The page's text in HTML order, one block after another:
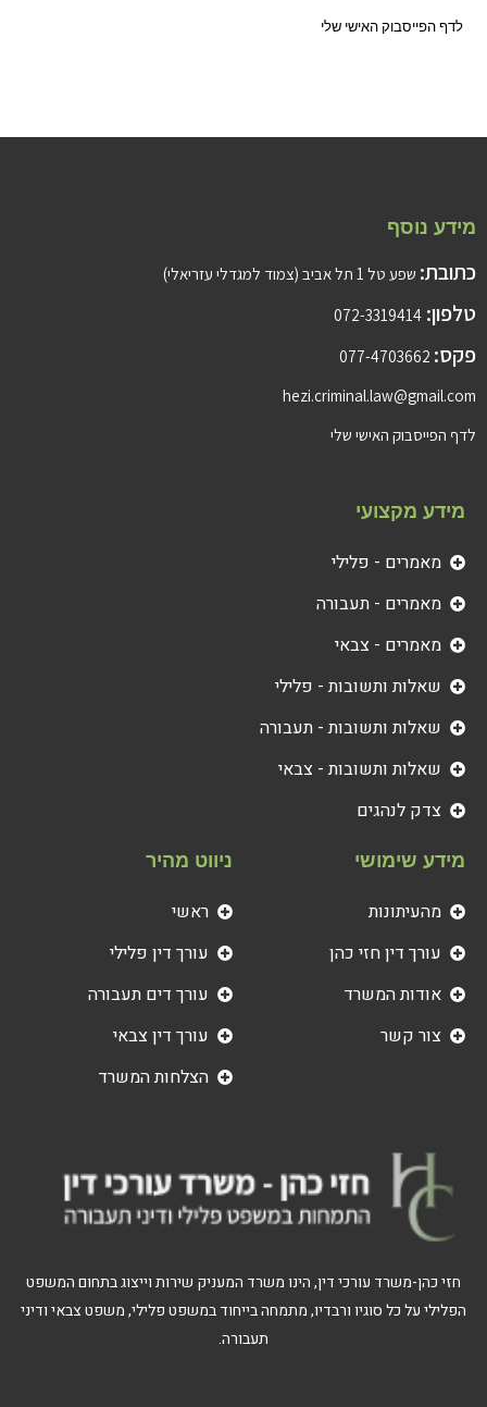
לדף הפייסבוק האישי שלי
חזי כהן-משרד עורכי דין, הינו משרד המעניק שירות וייצוג בתחום המשפט
הפלילי על כל סוגיו ורבדיו, מתמחה בייחוד במשפט פלילי, משפט צבאי ודיני
תעבורה.
ניווט מהיר
ראשי
עורך דין פלילי
עורך דים תעבורה
עורך דין צבאי
הצלחות המשרד
מידע שימושי
מהעיתונות
עורך דין חזי כהן
אודות המשרד
צור קשר
מידע מקצועי
מאמרים - פלילי
מאמרים - תעבורה
מאמרים - צבאי
שאלות ותשובות - פלילי
שאלות ותשובות - תעבורה
שאלות ותשובות - צבאי
צדק לנהגים
מידע נוסף
כתובת: שפע טל 1 תל אביב (צמוד למגדלי עזריאלי)
טלפון: 072-3319414
פקס:
hezi.criminal.law@gmail.com
לדף הפייסבוק האישי שלי